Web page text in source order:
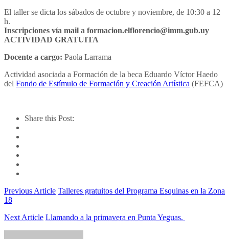
El taller se dicta los sábados de octubre y noviembre, de 10:30 a 12
h.
Inscripciones vía mail a formacion.elflorencio@imm.gub.uy
ACTIVIDAD GRATUITA
Docente a cargo: Paola Larrama
Actividad asociada a Formación de la beca Eduardo Víctor Haedo
del Fondo de Estímulo de Formación y Creación Artística (FEFCA)
Share this Post:
Previous Article Talleres gratuitos del Programa Esquinas en la Zona
18
Next Article Llamando a la primavera en Punta Yeguas.